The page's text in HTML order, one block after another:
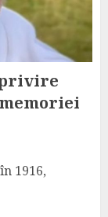
privire
1916,